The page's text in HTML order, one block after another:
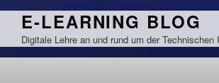
Zum
springen
E-LEARNING BLOG
Digitale Lehre an und rund um der Technischen